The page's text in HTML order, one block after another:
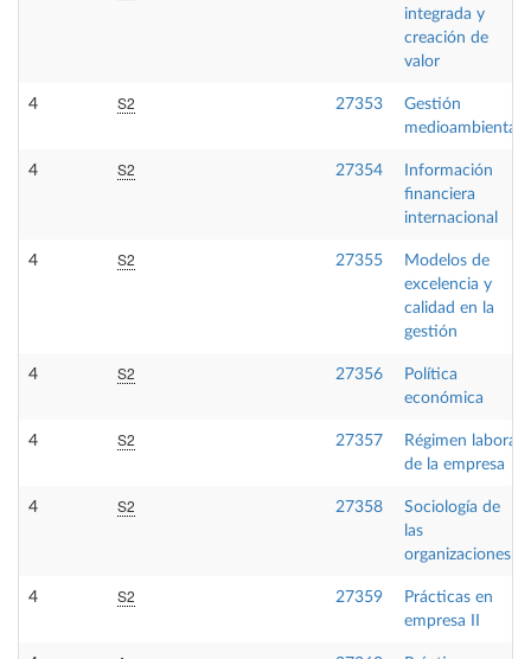
integrada y
creación de
valor
4 S2 27353
Gestión
medioambiental
4 S2 27354
Información
financiera
internacional
4 S2 27355
Modelos de
excelencia y
calidad en la
gestión
4 S2 27356
Política
económica
4 S2 27357
Régimen laboral
de la empresa
4 S2 27358
Sociología de
las
organizaciones
4 S2 27359
Prácticas en
empresa II